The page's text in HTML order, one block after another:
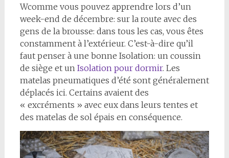
Wcomme vous pouvez apprendre lors d’un
week-end de décembre: sur la route avec des
gens de la brousse: dans tous les cas, vous êtes
constamment à l’extérieur. C’est-à-dire qu’il
faut penser à une bonne Isolation: un coussin
de siège et un Isolation pour dormir. Les
matelas pneumatiques d’été sont généralement
déplacés ici. Certains avaient des
« excréments » avec eux dans leurs tentes et
des matelas de sol épais en conséquence.